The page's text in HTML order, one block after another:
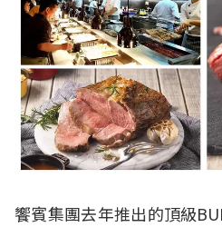
饗賓集團去年推出的頂級